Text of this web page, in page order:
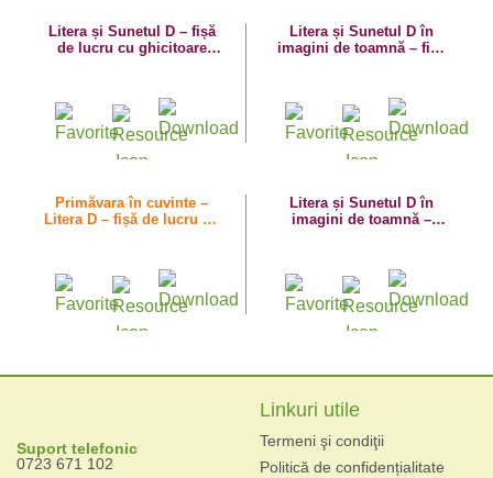
Litera și Sunetul D – fișă
de lucru cu ghicitoare
Litera și Sunetul D în
imagini de toamnă – fișă
Primăvara în cuvinte –
Litera D – fișă de lucru cu
Litera și Sunetul D în
imagini de toamnă –
Suport telefonic
0723 671 102
Linkuri utile
Termeni şi condiţii
Politică de confidențialitate